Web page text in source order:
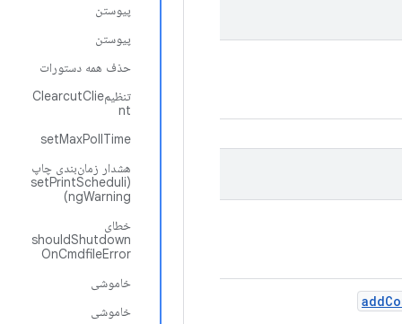
پیوستن
پیوستن
حذف همه دستورات
تنظیمClearcutClie
nt
setMaxPollTime
هشدار زمان‌بندی چاپ
(setPrintScheduli
ngWarning)
خطای
shouldShutdown
OnCmdfileError
خاموشی
خاموشی
add